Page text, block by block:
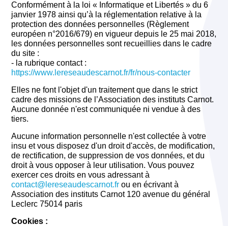
Conformément à la loi « Informatique et Libertés » du 6
janvier 1978 ainsi qu’à la réglementation relative à la
protection des données personnelles (Règlement
européen n°2016/679) en vigueur depuis le 25 mai 2018,
les données personnelles sont recueillies dans le cadre
du site :
- la rubrique contact :
https://www.lereseaudescarnot.fr/fr/nous-contacter
Elles ne font l'objet d'un traitement que dans le strict
cadre des missions de l’Association des instituts Carnot.
Aucune donnée n'est communiquée ni vendue à des
tiers.
Aucune information personnelle n'est collectée à votre
insu et vous disposez d'un droit d'accès, de modification,
de rectification, de suppression de vos données, et du
droit à vous opposer à leur utilisation. Vous pouvez
exercer ces droits en vous adressant à
contact@lereseaudescarnot.fr ou en écrivant à
Association des instituts Carnot 120 avenue du général
Leclerc 75014 paris
Cookies :